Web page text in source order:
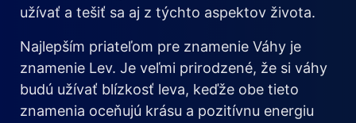
užívať a tešiť sa aj z týchto aspektov života.
Najlepším priateľom pre znamenie Váhy je
znamenie Lev. Je veľmi prirodzené, že si váhy
budú užívať blízkosť leva, keďže obe tieto
znamenia oceňujú krásu a pozitívnu energiu